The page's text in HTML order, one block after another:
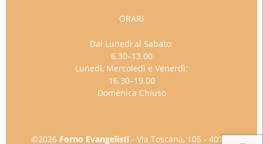
ORARI
Dal Lunedì al Sabato:
6.30–13.00
Lunedì, Mercoledì e Venerdì:
16.30–19.00
Domenica Chiuso
©2026 Forno Evangelisti - Via Toscana, 105 - 40141